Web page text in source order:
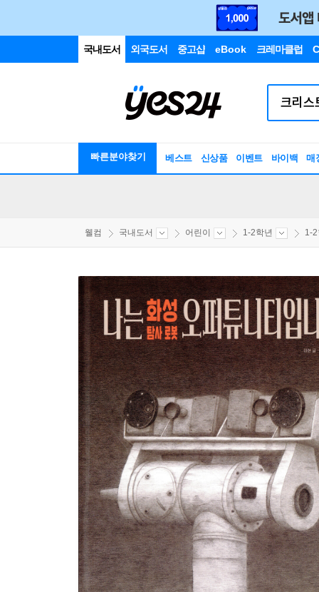
국내도서 외국도서 중고샵 eBook 크레마클럽
빠른분야찾기 베스트 신상품 이벤트 바이백 매
웰컴 국내도서 어린이 1-2학년 1-